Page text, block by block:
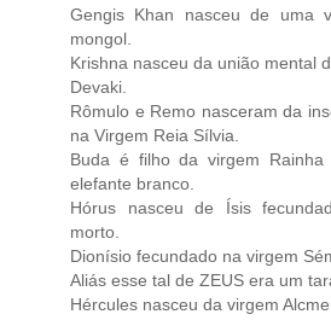
Gengis Khan nasceu de uma
mongol.
Krishna nasceu da união mental
Devaki.
Rômulo e Remo nasceram da
na Virgem Reia Sílvia.
Buda é filho da virgem
elefante branco.
Hórus nasceu de Ísis
morto.
Dionísio fecundado na virgem
Aliás esse tal de ZEUS era um
Hércules nasceu da virgem